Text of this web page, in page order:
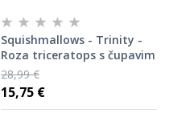
Squishmallows - Trinity -
Roza triceratops s čupavim
trbuščićem - 40cm
28,99 €
15,75 €